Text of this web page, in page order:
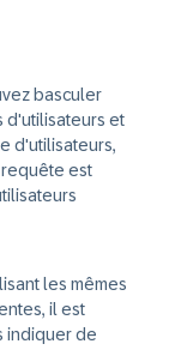
basculer
d'utilisateurs et
d'utilisateurs,
est
les mêmes
il est
indiquer de